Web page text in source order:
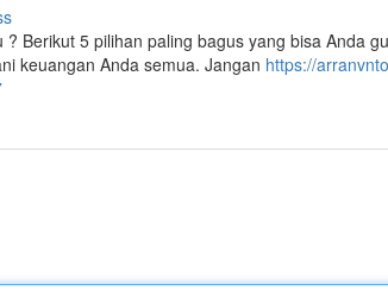
Berikut 5 pilihan paling bagus yang bisa Anda
keuangan Anda semua. Jangan https://